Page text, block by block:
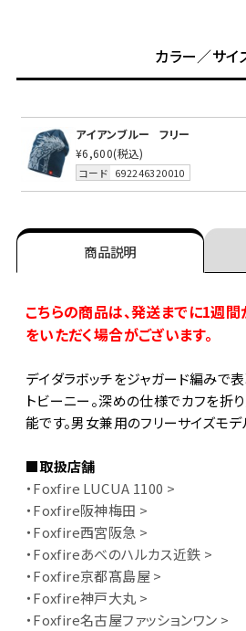
カラー／サイ
アイアンブルー
フリー
¥6,600(税込)
コード 692246320010
商品説明
こちらの商品は、発送までに1週
をいただく場合がございます。
デイダラボッチをジャガード編みで
トビーニー。深めの仕様でカフを折
能です。男女兼用のフリーサイズモデ
■取扱店舗
・Foxfire LUCUA 1100 >
・Foxfire阪神梅田 >
・Foxfire西宮阪急 >
・Foxfireあべのハルカス近鉄 >
・Foxfire京都髙島屋 >
・Foxfire神戸大丸 >
・Foxfire名古屋ファッションワン >